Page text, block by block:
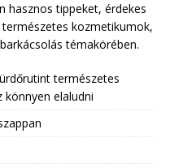
hasznos tippeket, érdekes
kozmetikumok,
témakörében.
természetes
elaludni